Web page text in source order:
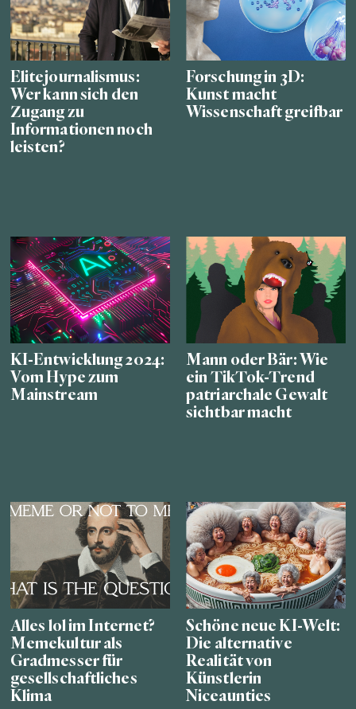
Elitejournalismus:
Wer kann sich den
Zugang zu
Informationen noch
leisten?
Forschung in 3D:
Kunst macht
Wissenschaft greifbar
KI-Entwicklung 2024:
Vom Hype zum
Mainstream
Mann oder Bär: Wie
ein TikTok-Trend
patriarchale Gewalt
sichtbar macht
Alles lol im Internet?
Memekultur als
Gradmesser für
gesellschaftliches
Klima
Schöne neue KI-Welt:
Die alternative
Realität von
Künstlerin
Niceaunties